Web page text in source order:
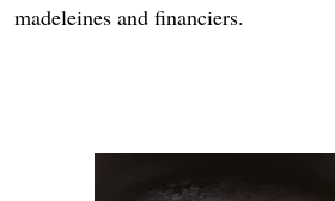
madeleines andfinanciers.